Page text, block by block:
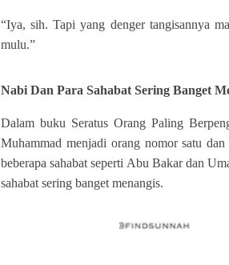
“Iya, sih. Tapi yang denger tangisannya
mulu.”
Nabi Dan Para Sahabat Sering Banget
Dalam buku Seratus Orang Paling
Muhammad menjadi orang nomor satu
beberapa sahabat seperti Abu Bakar dan
sahabat sering banget menangis.